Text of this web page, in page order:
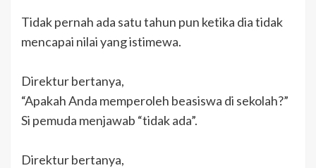
Tidak pernah ada satu tahun pun ketika dia tidak
mencapai nilai yang istimewa.
Direktur bertanya,
“Apakah Anda memperoleh beasiswa di sekolah?”
Si pemuda menjawab “tidak ada”.
Direktur bertanya,